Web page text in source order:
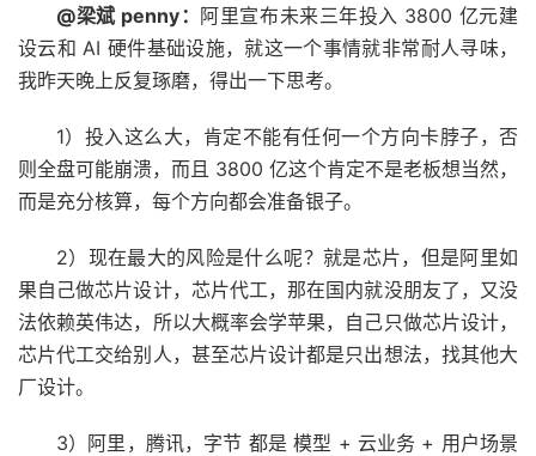
@梁斌 penny： 阿里宣布未来三年投入 3800 亿元建
设云和 AI 硬件基础设施，就这一个事情就非常耐人寻味，
我昨天晚上反复琢磨，得出一下思考。
1）投入这么大，肯定不能有任何一个方向卡脖子，否
则全盘可能崩溃，而且 3800 亿这个肯定不是老板想当然，
而是充分核算，每个方向都会准备银子。
2）现在最大的风险是什么呢？就是芯片，但是阿里如
果自己做芯片设计，芯片代工，那在国内就没朋友了，又没
法依赖英伟达，所以大概率会学苹果，自己只做芯片设计，
芯片代工交给别人，甚至芯片设计都是只出想法，找其他大
厂设计。
3）阿里，腾讯，字节 都是 模型 + 云业务 + 用户场景